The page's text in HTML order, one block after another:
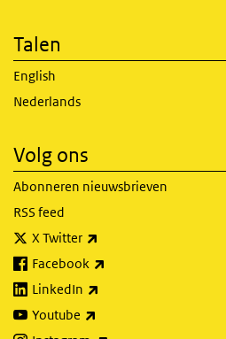
Talen
English
Nederlands
Volg ons
Abonneren nieuwsbrieven
RSS feed
X Twitter
Facebook
LinkedIn
Youtube